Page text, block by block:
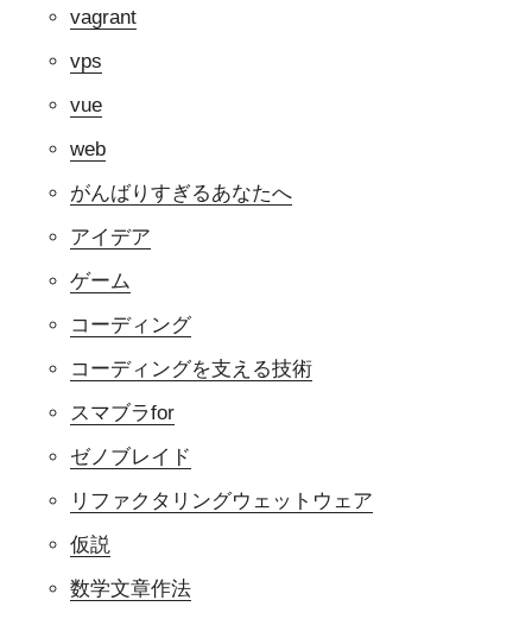
vagrant
vps
vue
web
がんばりすぎるあなたへ
アイデア
ゲーム
コーディング
コーディングを支える技術
スマブラfor
ゼノブレイド
リファクタリングウェットウェア
仮説
数学文章作法